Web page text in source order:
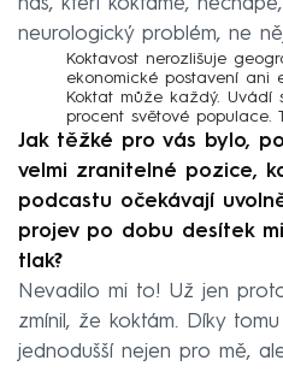
nás, kteří koktáme,
neurologický problém, ne
Koktavost nerozlišuje
ekonomické postavení ani
Koktat může každý.
procent světové populace.
Jak těžké pro vás bylo,
velmi zranitelné pozice,
podcastu očekávají
projev po dobu desítek
tlak?
Nevadilo mi to! Už jen
zmínil, že koktám. Díky
jednodušší nejen pro mě,